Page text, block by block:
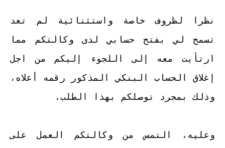
نظرا لظروف خاصة واستثنائية لم تعد
تسمح لي بفتح حسابي لدى وكالتكم مما
ارتأيت معه إلى اللجوء إليكم من اجل
إغلاق الحساب البنكي المذكور رقمه أعلاه،
وذلك بمجرد توصلكم بهذا الطلب.
وعليه، التمس من وكالتكم العمل على